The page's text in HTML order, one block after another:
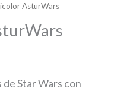
AsturWars
Star Wars con